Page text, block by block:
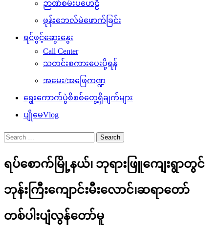
ဉာဏ်စမ်းပဟေဠိ
ဖုန်းဘေလ်မဲဖောက်ခြင်း
ရင်ဖွင့်ဆွေးနွေး
Call Center
သတင်းစကားပေးပို့ရန်
အမေး/အဖြေကဏ္ဍ
ရွေးကောက်ပွဲစိစစ်တွေ့ရှိချက်များ
ပျိုမေVlog
Search
for:
ရပ်စောက်မြို့နယ်၊ ဘုရားဖြူကျေးရွာတွင်
ဘုန်းကြီးကျောင်းမီးလောင်၊ဆရာတော်
တစ်ပါးပျံလွန်တော်မူ